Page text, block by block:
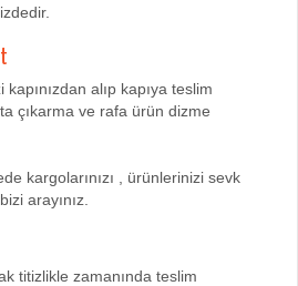
kapınızdan alıp kapıya teslim
çıkarma ve rafa ürün dizme
kargolarınızı , ürünlerinizi sevk
arayınız.
titizlikle zamanında teslim